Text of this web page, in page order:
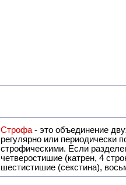
Строфа - это объединение двух или нескольких
регулярно или периодически повторяющееся в стихотворении. Большинство стихотворений делятся на строфы и т.о. являются
строфическими. Если разделения на строфы нет, такие стихи
четверостишие (катрен, 4
шестистишие (секстина),